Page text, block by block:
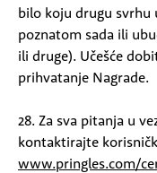
bilo koju drugu
poznatom sada ili
ili druge). Učešće
prihvatanje Nagrade.
28. Za sva pitanja u
kontaktirajte
www.pringles.com/